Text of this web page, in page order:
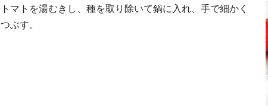
トマトを湯むきし、種を取り除いて鍋に入れ、手で細かく
つぶす。